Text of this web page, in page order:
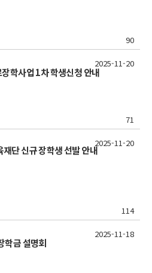
90
학사업 1차 학생신청 안내
71
2025-11-20
단 신규 장학생 선발 안내
114
2025-11-20
학금 설명회
2025-11-18